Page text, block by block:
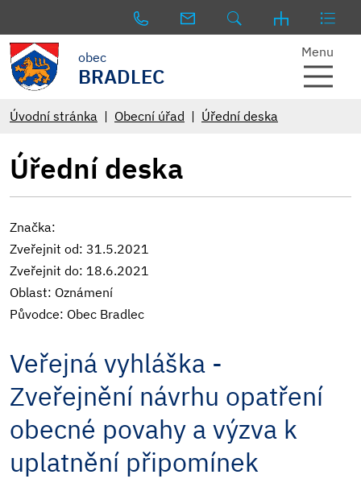
obec
BRADLEC
Menu
Úvodní stránka Obecní úřad Úřední deska
Úřední deska
Značka:
Zveřejnit od: 31.5.2021
Zveřejnit do: 18.6.2021
Oblast: Oznámení
Původce: Obec Bradlec
Veřejná vyhláška -
Zveřejnění návrhu opatření
obecné povahy a výzva k
uplatnění připomínek